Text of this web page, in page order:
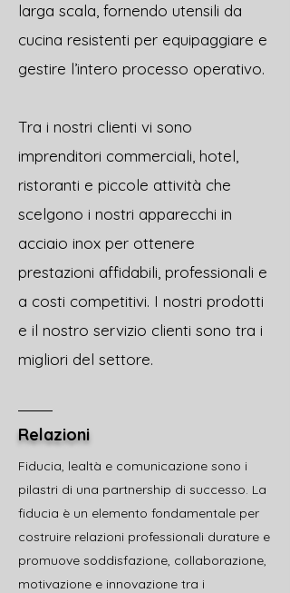
larga scala, fornendo utensili da
cucina resistenti per equipaggiare e
gestire l’intero processo operativo.
Tra i nostri clienti vi sono
imprenditori commerciali, hotel,
ristoranti e piccole attività che
scelgono i nostri apparecchi in
acciaio inox per ottenere
prestazioni affidabili, professionali e
a costi competitivi. I nostri prodotti
e il nostro servizio clienti sono tra i
migliori del settore.
Relazioni
Fiducia, lealtà e comunicazione sono i
pilastri di una partnership di successo. La
fiducia è un elemento fondamentale per
costruire relazioni professionali durature e
promuove soddisfazione, collaborazione,
motivazione e innovazione tra i